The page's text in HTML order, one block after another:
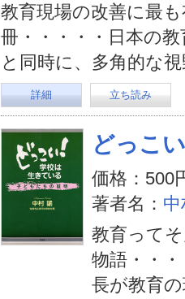
教育現場の改善に最
冊・・・・・日本の
と同時に、多角的な
詳細 立ち読み
どっこ
価格：500
著者名：
教育って
物語・・
長が教育